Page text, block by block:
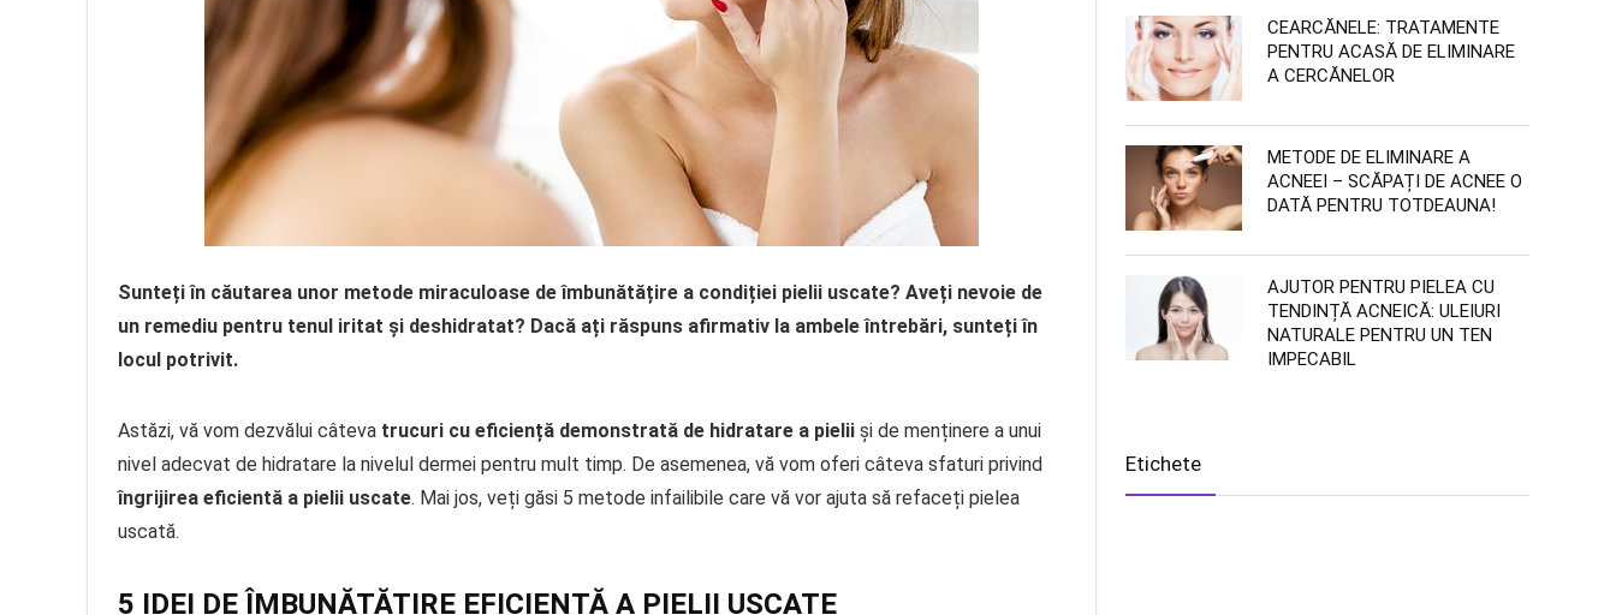
Sunteți în căutarea unor metode miraculoase de îmbunătățire a condiției pielii uscate? Aveți nevoie de
un remediu pentru tenul iritat și deshidratat? Dacă ați răspuns afirmativ la ambele întrebări, sunteți în
locul potrivit.
Astăzi, vă vom dezvălui câteva trucuri cu eficiență demonstrată de hidratare a pielii și de menținere a unui
nivel adecvat de hidratare la nivelul dermei pentru mult timp. De asemenea, vă vom oferi câteva sfaturi privind
îngrijirea eficientă a pielii uscate. Mai jos, veți găsi 5 metode infailibile care vă vor ajuta să refaceți pielea
uscată.
5 IDEI DE ÎMBUNĂTĂȚIRE EFICIENTĂ A PIELII USCATE
CEARCĂNELE: TRATAMENTE
PENTRU ACASĂ DE ELIMINARE
A CERCĂNELOR
METODE DE ELIMINARE A
ACNEEI – SCĂPAȚI DE ACNEE O
DATĂ PENTRU TOTDEAUNA!
AJUTOR PENTRU PIELEA CU
TENDINȚĂ ACNEICĂ: ULEIURI
NATURALE PENTRU UN TEN
IMPECABIL
Etichete